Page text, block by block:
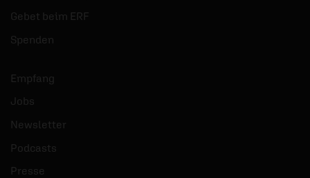
Gebet beim ERF
Spenden
Empfang
Jobs
Newsletter
Podcasts
Presse